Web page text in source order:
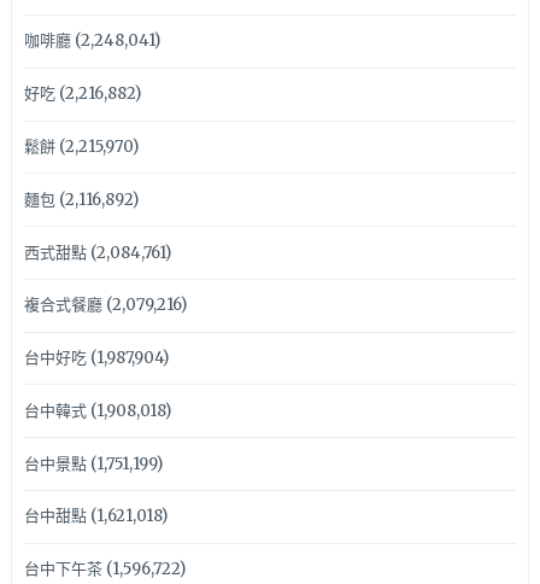
咖啡廳(2,248,041)
好吃(2,216,882)
鬆餅(2,215,970)
麵包(2,116,892)
西式甜點(2,084,761)
複合式餐廳(2,079,216)
台中好吃(1,987,904)
台中韓式(1,908,018)
台中景點(1,751,199)
台中甜點(1,621,018)
台中下午茶(1,596,722)